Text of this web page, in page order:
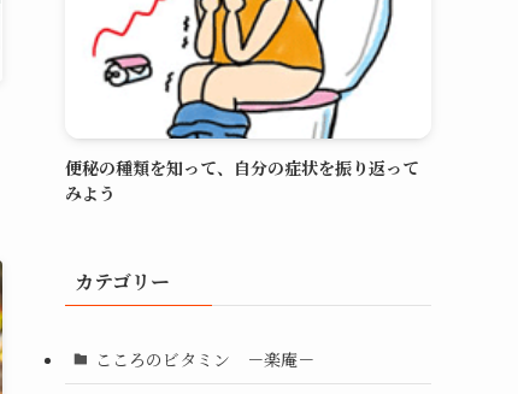
便秘の種類を知って、自分の症状を振り返って
みよう
カテゴリー
こころのビタミン －楽庵－